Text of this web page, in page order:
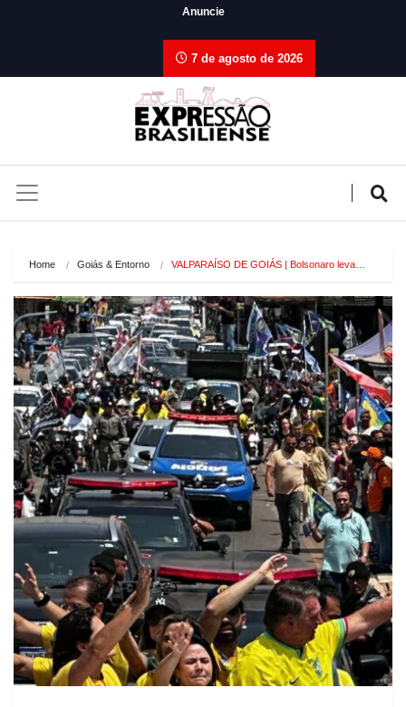
Anuncie
7 de agosto de 2026
Home Goiás & Entorno VALPARAÍSO DE GOIÁS | Bolsonaro leva…